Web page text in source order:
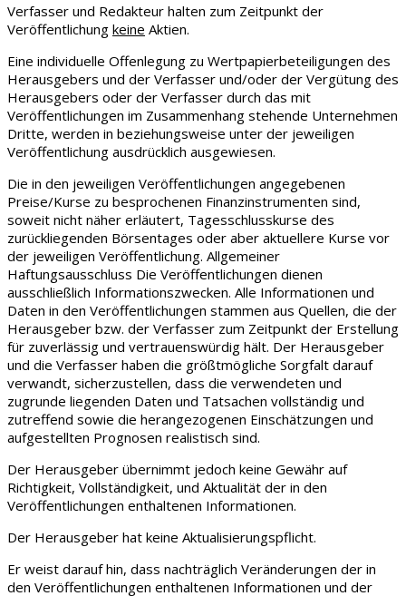
Verfasser und Redakteur halten zum Zeitpunkt der
Veröffentlichung keine Aktien.
Eine individuelle Offenlegung zu Wertpapierbeteiligungen des
Herausgebers und der Verfasser und/oder der Vergütung des
Herausgebers oder der Verfasser durch das mit
Veröffentlichungen im Zusammenhang stehende Unternehmen
Dritte, werden in beziehungsweise unter der jeweiligen
Veröffentlichung ausdrücklich ausgewiesen.
Die in den jeweiligen Veröffentlichungen angegebenen
Preise/Kurse zu besprochenen Finanzinstrumenten sind,
soweit nicht näher erläutert, Tagesschlusskurse des
zurückliegenden Börsentages oder aber aktuellere Kurse vor
der jeweiligen Veröffentlichung. Allgemeiner
Haftungsausschluss Die Veröffentlichungen dienen
ausschließlich Informationszwecken. Alle Informationen und
Daten in den Veröffentlichungen stammen aus Quellen, die der
Herausgeber bzw. der Verfasser zum Zeitpunkt der Erstellung
für zuverlässig und vertrauenswürdig hält. Der Herausgeber
und die Verfasser haben die größtmögliche Sorgfalt darauf
verwandt, sicherzustellen, dass die verwendeten und
zugrunde liegenden Daten und Tatsachen vollständig und
zutreffend sowie die herangezogenen Einschätzungen und
aufgestellten Prognosen realistisch sind.
Der Herausgeber übernimmt jedoch keine Gewähr auf
Richtigkeit, Vollständigkeit, und Aktualität der in den
Veröffentlichungen enthaltenen Informationen.
Der Herausgeber hat keine Aktualisierungspflicht.
Er weist darauf hin, dass nachträglich Veränderungen der in
den Veröffentlichungen enthaltenen Informationen und der